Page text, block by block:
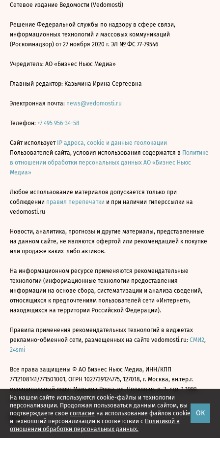
На нашем сайте используются cookie-файлы и технологии
персонализации. Продолжая пользоваться данным сайтом, вы
подтверждаете свое согласие на использование файлов cookie
и технологий персонализации в соответствии с Политикой в
отношении обработки персональных данных.
ОК
Сетевое издание Ведомости (Vedomosti)
Решение Федеральной службы по надзору в сфере связи,
информационных технологий и массовых коммуникаций
(Роскомнадзор) от 27 ноября 2020 г. ЭЛ № ФС 77-79546
Учредитель: АО «Бизнес Ньюс Медиа»
Главный редактор: Казьмина Ирина Сергеевна
Электронная почта: news@vedomosti.ru
Телефон: +7 495 956-34-58
Сайт использует IP адреса, cookie и данные геолокации
Пользователей сайта, условия использования содержатся в Политике
в отношении обработки персональных данных АО «Бизнес Ньюс
Медиа»
Любое использование материалов допускается только при
соблюдении правил перепечатки и при наличии гиперссылки на
vedomosti.ru
Новости, аналитика, прогнозы и другие материалы, представленные
на данном сайте, не являются офертой или рекомендацией к покупке
или продаже каких-либо активов.
На информационном ресурсе применяются рекомендательные
технологии (информационные технологии предоставления
информации на основе сбора, систематизации и анализа сведений,
относящихся к предпочтениям пользователей сети «Интернет»,
находящихся на территории Российской Федерации).
Правила применения рекомендательных технологий в виджетах
рекламно-обменной сети, размещенных на сайте vedomosti.ru: СМИ2,
24smi
Все права защищены © АО Бизнес Ньюс Медиа, ИНН/КПП
7712108141/771501001, ОГРН 1027739124775, 127018, г. Москва, вн.тер.г.
муниципальный округ Марьина Роща, ул. Полковая, д. 3, стр. 1 1999—
2026